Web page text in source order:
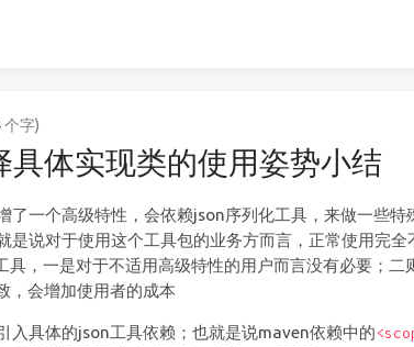
个字)
体实现类的使用姿势小结
了一个高级特性，会依赖json序列化工具，来做一些特
是说对于使用这个工具包的业务方而言，正常使用完全
，一是对于不适用高级特性的用户而言没有必要；二
，会增加使用者的成本
入具体的json工具依赖；也就是说maven依赖中的